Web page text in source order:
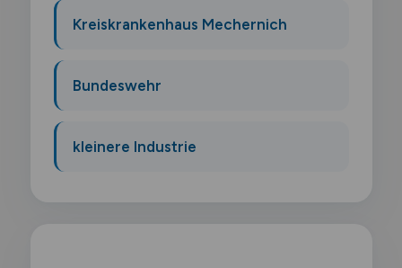
Kreiskrankenhaus Mechernich
Bundeswehr
kleinere Industrie